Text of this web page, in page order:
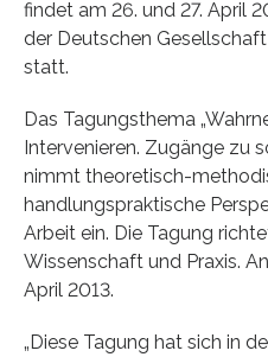
findet am 26. und 27. April
der Deutschen
statt.
Das Tagungsthema
Intervenieren. Zugänge zu
nimmt theoretisch-
handlungspraktische
Arbeit ein. Die Tagung
Wissenschaft und Praxis.
April 2013.
„Diese Tagung hat sich in